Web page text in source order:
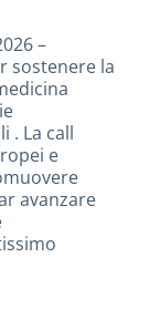
–
sostenere la
. La call
e
avanzare